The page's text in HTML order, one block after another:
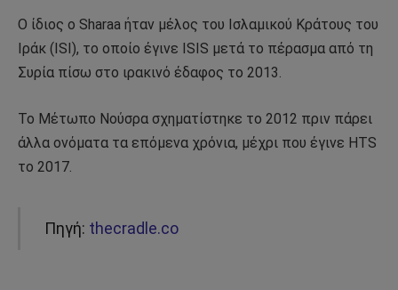
Ο ίδιος ο Sharaa ήταν μέλος του Ισλαμικού Κράτους του
Ιράκ (ISI), το οποίο έγινε ISIS μετά το πέρασμα από τη
Συρία πίσω στο ιρακινό έδαφος το 2013.
Το Μέτωπο Νούσρα σχηματίστηκε το 2012 πριν πάρει
άλλα ονόματα τα επόμενα χρόνια, μέχρι που έγινε HTS
το 2017.
Πηγή: thecradle.co